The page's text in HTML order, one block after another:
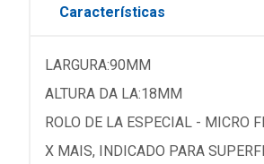
Características
LARGURA:90MM
ALTURA DA LA:18MM
ROLO DE LA ESPECIAL - MICRO
X MAIS, INDICADO PARA